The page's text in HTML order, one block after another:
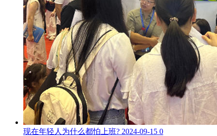
现在年轻人为什么都怕上班? 2024-09-15 0